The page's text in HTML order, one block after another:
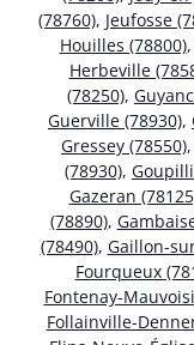
(78760), Jeufosse
Houilles (78800),
Herbeville
(78250),
Guerville (78930),
Gressey (78550),
(78930),
Gazeran
(78890),
(78490), Gaillon-
Fourqueux
Fontenay-
Follainville-